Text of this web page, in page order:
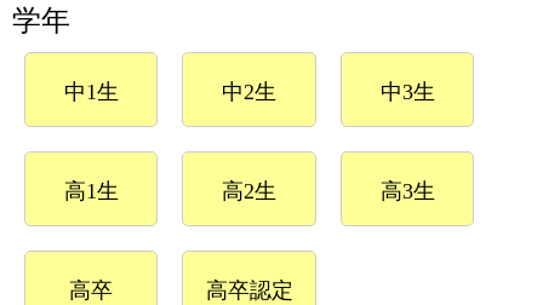
学年
中1生 中2生 中3生
高1生 高2生 高3生
高卒 高卒認定